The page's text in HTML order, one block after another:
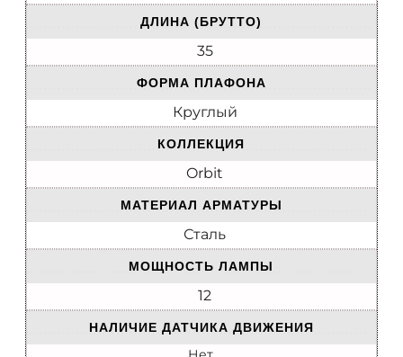
ДЛИНА (БРУТТО)
35
ФОРМА ПЛАФОНА
Круглый
КОЛЛЕКЦИЯ
Orbit
МАТЕРИАЛ АРМАТУРЫ
Сталь
МОЩНОСТЬ ЛАМПЫ
12
НАЛИЧИЕ ДАТЧИКА ДВИЖЕНИЯ